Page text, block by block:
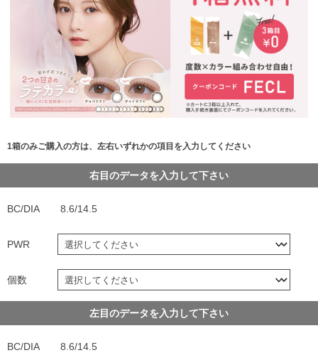
1箱のみご購入の方は、左右いずれかの項目を入力してください
右目のデータを入力して下さい
BC/DIA 8.6/14.5
PWR
個数
左目のデータを入力して下さい
BC/DIA 8.6/14.5